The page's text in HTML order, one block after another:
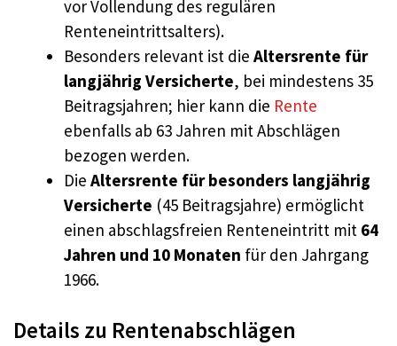
vor Vollendung des regulären
Renteneintrittsalters).
Besonders relevant ist die Altersrente für
langjährig Versicherte, bei mindestens 35
Beitragsjahren; hier kann die Rente
ebenfalls ab 63 Jahren mit Abschlägen
bezogen werden.
Die Altersrente für besonders langjährig
Versicherte (45 Beitragsjahre) ermöglicht
einen abschlagsfreien Renteneintritt mit 64
Jahren und 10 Monaten für den Jahrgang
1966.
Details zu Rentenabschlägen